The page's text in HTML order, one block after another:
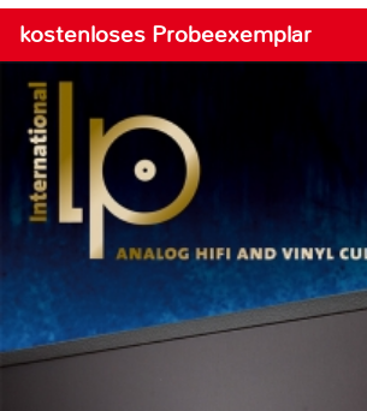
kostenloses Probeexemplar